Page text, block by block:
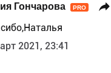
Гончарова PRO
2021, 23:41